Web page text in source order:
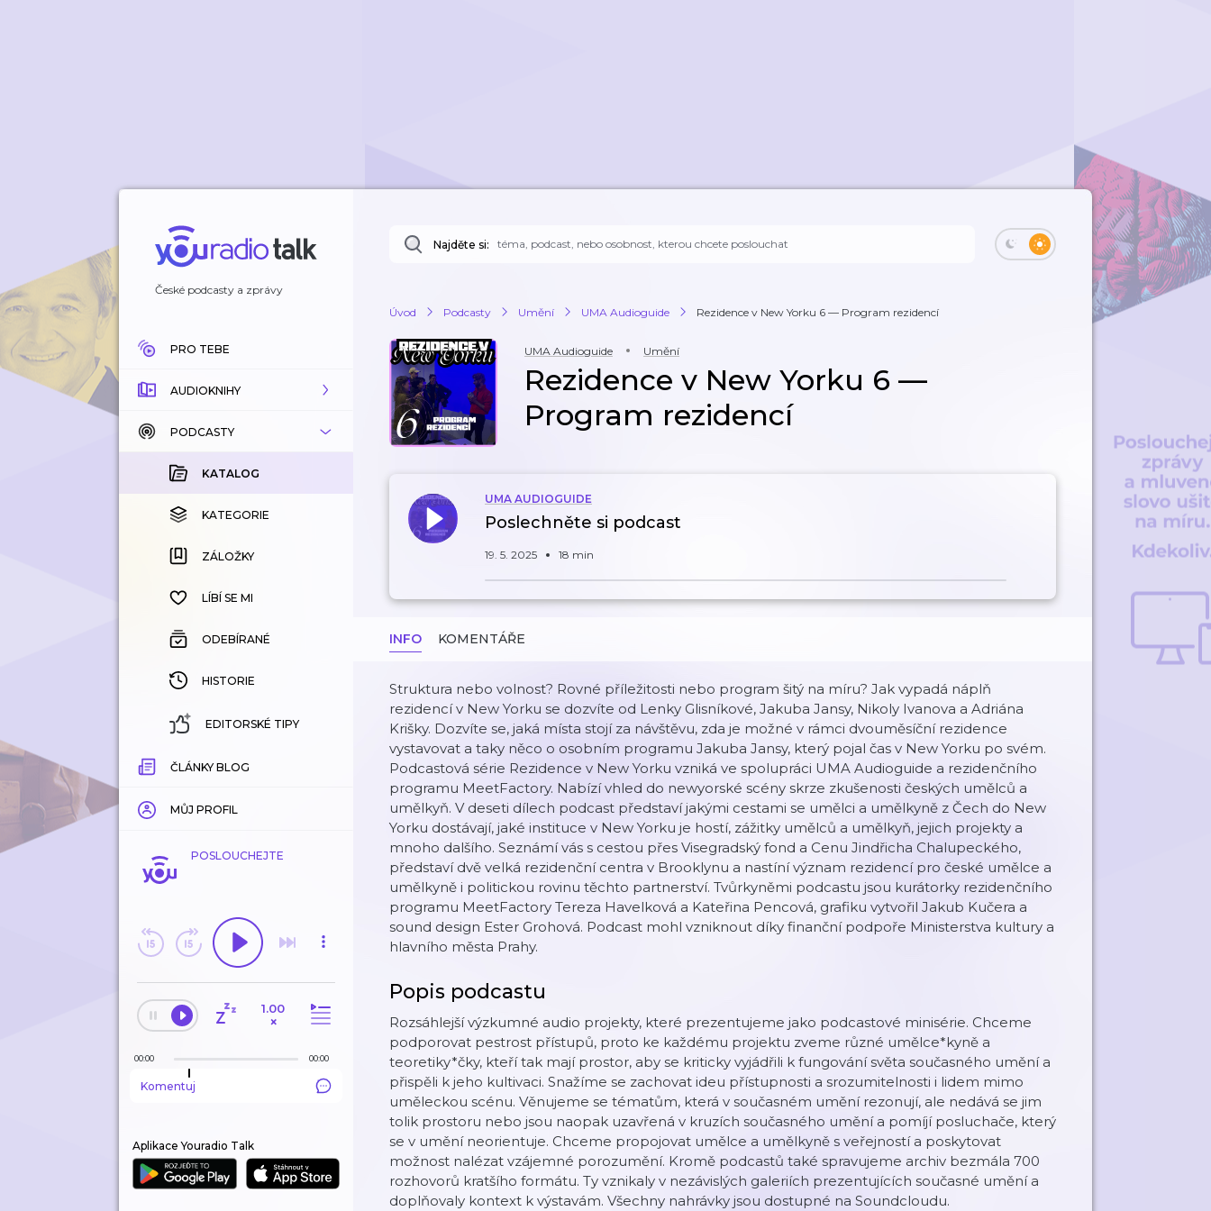
České podcasty a zprávy
PRO TEBE
AUDIOKNIHY
KATALOG
KOUPENÉ
KATEGORIE
ZÁLOŽKY
HISTORIE
PODCASTY
KATALOG
KATEGORIE
ZÁLOŽKY
LÍBÍ SE MI
ODEBÍRANÉ
HISTORIE
EDITORSKÉ TIPY
ČLÁNKY BLOG
MŮJ PROFIL
POSLOUCHEJTE
1.00
×
00:00 00:00
Komentuj
Aplikace Youradio Talk
Najděte si:
Úvod Podcasty Umění UMA Audioguide Rezidence v New Yorku 6 — Program rezidencí
UMA Audioguide Umění
Rezidence v New Yorku 6 —
Program rezidencí
UMA AUDIOGUIDE
Poslechněte si podcast
19. 5. 2025 18 min
INFO KOMENTÁŘE
Struktura nebo volnost? Rovné příležitosti nebo program šitý na míru? Jak vypadá náplň
rezidencí v New Yorku se dozvíte od Lenky Glisníkové, Jakuba Jansy, Nikoly Ivanova a Adriána
Krišky. Dozvíte se, jaká místa stojí za návštěvu, zda je možné v rámci dvouměsíční rezidence
vystavovat a taky něco o osobním programu Jakuba Jansy, který pojal čas v New Yorku po svém.
Podcastová série Rezidence v New Yorku vzniká ve spolupráci UMA Audioguide a rezidenčního
programu MeetFactory. Nabízí vhled do newyorské scény skrze zkušenosti českých umělců a
umělkyň. V deseti dílech podcast představí jakými cestami se umělci a umělkyně z Čech do New
Yorku dostávají, jaké instituce v New Yorku je hostí, zážitky umělců a umělkyň, jejich projekty a
mnoho dalšího. Seznámí vás s cestou přes Visegradský fond a Cenu Jindřicha Chalupeckého,
představí dvě velká rezidenční centra v Brooklynu a nastíní význam rezidencí pro české umělce a
umělkyně i politickou rovinu těchto partnerství. Tvůrkyněmi podcastu jsou kurátorky rezidenčního
programu MeetFactory Tereza Havelková a Kateřina Pencová, grafiku vytvořil Jakub Kučera a
sound design Ester Grohová. Podcast mohl vzniknout díky finanční podpoře Ministerstva kultury a
hlavního města Prahy.
Popis podcastu
Rozsáhlejší výzkumné audio projekty, které prezentujeme jako podcastové minisérie. Chceme
podporovat pestrost přístupů, proto ke každému projektu zveme různé umělce*kyně a
teoretiky*čky, kteří tak mají prostor, aby se kriticky vyjádřili k fungování světa současného umění a
přispěli k jeho kultivaci. Snažíme se zachovat ideu přístupnosti a srozumitelnosti i lidem mimo
uměleckou scénu. Věnujeme se tématům, která v současném umění rezonují, ale nedává se jim
tolik prostoru nebo jsou naopak uzavřená v kruzích současného umění a pomíjí posluchače, který
se v umění neorientuje. Chceme propojovat umělce a umělkyně s veřejností a poskytovat
možnost nalézat vzájemné porozumění. Kromě podcastů také spravujeme archiv bezmála 700
rozhovorů kratšího formátu. Ty vznikaly v nezávislých galeriích prezentujících současné umění a
doplňovaly kontext k výstavám. Všechny nahrávky jsou dostupné na Soundcloudu.